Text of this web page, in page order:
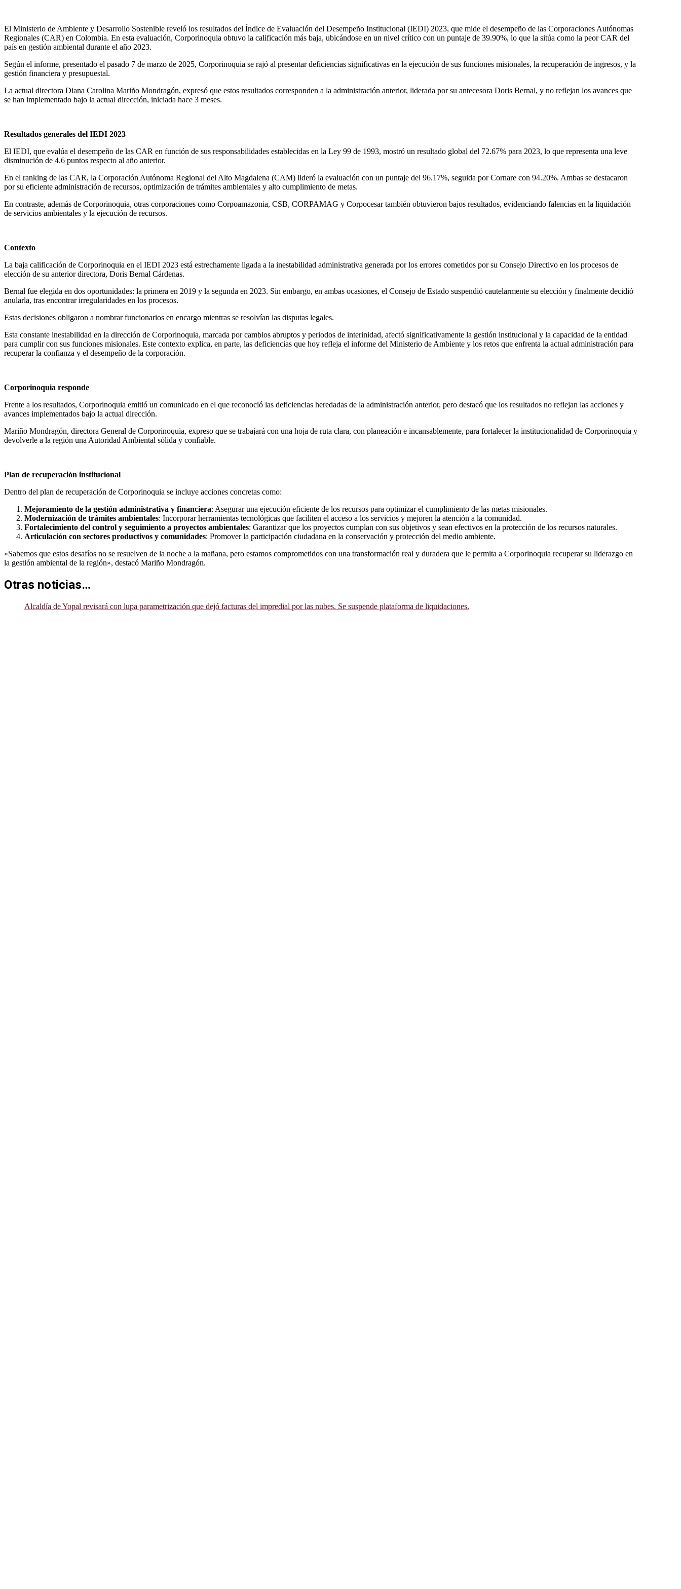
El Ministerio de Ambiente y Desarrollo Sostenible reveló los resultados del Índice de Evaluación del Desempeño Institucional (IEDI) 2023, que mide el desempeño de las Corporaciones Autónomas
Regionales (CAR) en Colombia. En esta evaluación, Corporinoquia obtuvo la calificación más baja, ubicándose en un nivel crítico con un puntaje de 39.90%, lo que la sitúa como la peor CAR del
país en gestión ambiental durante el año 2023.
Según el informe, presentado el pasado 7 de marzo de 2025, Corporinoquia se rajó al presentar deficiencias significativas en la ejecución de sus funciones misionales, la recuperación de ingresos, y la
gestión financiera y presupuestal.
La actual directora Diana Carolina Mariño Mondragón, expresó que estos resultados corresponden a la administración anterior, liderada por su antecesora Doris Bernal, y no reflejan los avances que
se han implementado bajo la actual dirección, iniciada hace 3 meses.
Resultados generales del IEDI 2023
El IEDI, que evalúa el desempeño de las CAR en función de sus responsabilidades establecidas en la Ley 99 de 1993, mostró un resultado global del 72.67% para 2023, lo que representa una leve
disminución de 4.6 puntos respecto al año anterior.
En el ranking de las CAR, la Corporación Autónoma Regional del Alto Magdalena (CAM) lideró la evaluación con un puntaje del 96.17%, seguida por Cornare con 94.20%. Ambas se destacaron
por su eficiente administración de recursos, optimización de trámites ambientales y alto cumplimiento de metas.
En contraste, además de Corporinoquia, otras corporaciones como Corpoamazonia, CSB, CORPAMAG y Corpocesar también obtuvieron bajos resultados, evidenciando falencias en la liquidación
de servicios ambientales y la ejecución de recursos.
Contexto
La baja calificación de Corporinoquia en el IEDI 2023 está estrechamente ligada a la inestabilidad administrativa generada por los errores cometidos por su Consejo Directivo en los procesos de
elección de su anterior directora, Doris Bernal Cárdenas.
Bernal fue elegida en dos oportunidades: la primera en 2019 y la segunda en 2023. Sin embargo, en ambas ocasiones, el Consejo de Estado suspendió cautelarmente su elección y finalmente decidió
anularla, tras encontrar irregularidades en los procesos.
Estas decisiones obligaron a nombrar funcionarios en encargo mientras se resolvían las disputas legales.
Esta constante inestabilidad en la dirección de Corporinoquia, marcada por cambios abruptos y periodos de interinidad, afectó significativamente la gestión institucional y la capacidad de la entidad
para cumplir con sus funciones misionales. Este contexto explica, en parte, las deficiencias que hoy refleja el informe del Ministerio de Ambiente y los retos que enfrenta la actual administración para
recuperar la confianza y el desempeño de la corporación.
Corporinoquia responde
Frente a los resultados, Corporinoquia emitió un comunicado en el que reconoció las deficiencias heredadas de la administración anterior, pero destacó que los resultados no reflejan las acciones y
avances implementados bajo la actual dirección.
Mariño Mondragón, directora General de Corporinoquia, expreso que se trabajará con una hoja de ruta clara, con planeación e incansablemente, para fortalecer la institucionalidad de Corporinoquia y
devolverle a la región una Autoridad Ambiental sólida y confiable.
Plan de recuperación institucional
Dentro del plan de recuperación de Corporinoquia se incluye acciones concretas como:
Mejoramiento de la gestión administrativa y financiera: Asegurar una ejecución eficiente de los recursos para optimizar el cumplimiento de las metas misionales.
Modernización de trámites ambientales: Incorporar herramientas tecnológicas que faciliten el acceso a los servicios y mejoren la atención a la comunidad.
Fortalecimiento del control y seguimiento a proyectos ambientales: Garantizar que los proyectos cumplan con sus objetivos y sean efectivos en la protección de los recursos naturales.
Articulación con sectores productivos y comunidades: Promover la participación ciudadana en la conservación y protección del medio ambiente.
«Sabemos que estos desafíos no se resuelven de la noche a la mañana, pero estamos comprometidos con una transformación real y duradera que le permita a Corporinoquia recuperar su liderazgo en
la gestión ambiental de la región», destacó Mariño Mondragón.
Otras noticias…
Alcaldía de Yopal revisará con lupa parametrización que dejó facturas del impredial por las nubes. Se suspende plataforma de liquidaciones.